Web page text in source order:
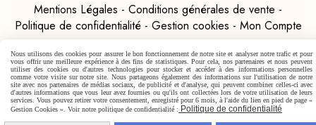
Mentions Légales
Conditions générales de vente
Politique de confidentialité
Gestion cookies Mon Compte
Nous utilisons des cookies pour assurer le bon fonctionnement de notre site et analyser notre trafic et pour
vous offrir une meilleure expérience à des fins de statistiques. Pour cela, nos partenaires et nous peuvent
utiliser des cookies ou d'autres technologies pour stocker et accéder à des informations personnelles
comme votre visite sur notre site. Nous partageons également des informations sur l'utilisation de notre
site avec nos partenaires de médias sociaux, de publicité et d'analyse, qui peuvent combiner celles-ci avec
d'autres informations que vous leur avez fournies ou qu'ils ont collectées lors de votre utilisation de leurs
services. Vous pouvez retirer votre consentement, enregistré pour 6 mois, à l'aide du lien en pied de page «
Gestion Cookies ». Voir notre politique de confidentialité : Politique de confidentialité